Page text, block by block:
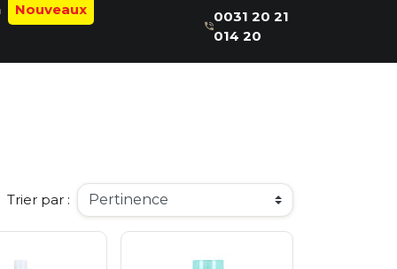
May
Nouveaux
0031 20 21
014 20
Trier par :